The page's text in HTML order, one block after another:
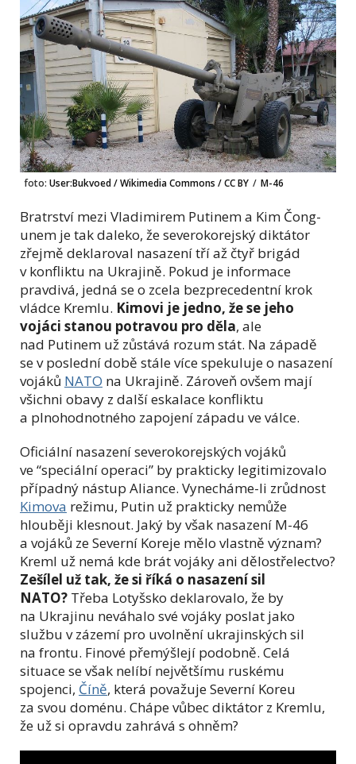
foto: User:Bukvoed / Wikimedia Commons / CC BY / M-46
Bratrství mezi Vladimirem Putinem a Kim Čong-
unem je tak daleko, že severokorejský diktátor
zřejmě deklaroval nasazení tří až čtyř brigád
v konfliktu na Ukrajině. Pokud je informace
pravdivá, jedná se o zcela bezprecedentní krok
vládce Kremlu. Kimovi je jedno, že se jeho
vojáci stanou potravou pro děla, ale
nad Putinem už zůstává rozum stát. Na západě
se v poslední době stále více spekuluje o nasazení
vojáků NATO na Ukrajině. Zároveň ovšem mají
všichni obavy z další eskalace konfliktu
a plnohodnotného zapojení západu ve válce.
Oficiální nasazení severokorejských vojáků
ve “speciální operaci” by prakticky legitimizovalo
případný nástup Aliance. Vynecháme-li zrůdnost
Kimova režimu, Putin už prakticky nemůže
hlouběji klesnout. Jaký by však nasazení M-46
a vojáků ze Severní Koreje mělo vlastně význam?
Kreml už nemá kde brát vojáky ani dělostřelectvo?
Zešílel už tak, že si říká o nasazení sil
NATO? Třeba Lotyšsko deklarovalo, že by
na Ukrajinu neváhalo své vojáky poslat jako
službu v zázemí pro uvolnění ukrajinských sil
na frontu. Finové přemýšlejí podobně. Celá
situace se však nelíbí největšímu ruskému
spojenci, Číně, která považuje Severní Koreu
za svou doménu. Chápe vůbec diktátor z Kremlu,
že už si opravdu zahrává s ohněm?